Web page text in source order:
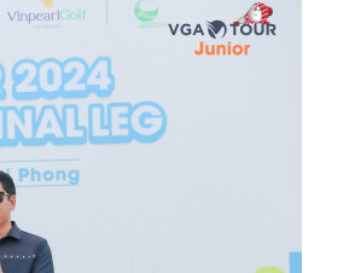
đôi hoàn hảo Lần 2 (Perfect Golf
& Brand VN Championship 20